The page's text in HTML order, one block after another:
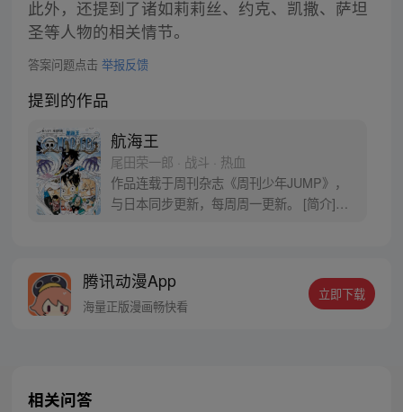
此外，还提到了诸如莉莉丝、约克、凯撒、萨坦
圣等人物的相关情节。
答案问题点击 举报反馈
提到的作品
航海王
尾田荣一郎 · 战斗 · 热血
作品连载于周刊杂志《周刊少年JUMP》，
与日本同步更新，每周周一更新。 [简介]有
十年后，路飞为实现与因救他而断臂的杰克
斯的约定而出海，开始了以成为海盗王为目
腾讯动漫App
海量正版漫画畅快看
立即下载
相关问答